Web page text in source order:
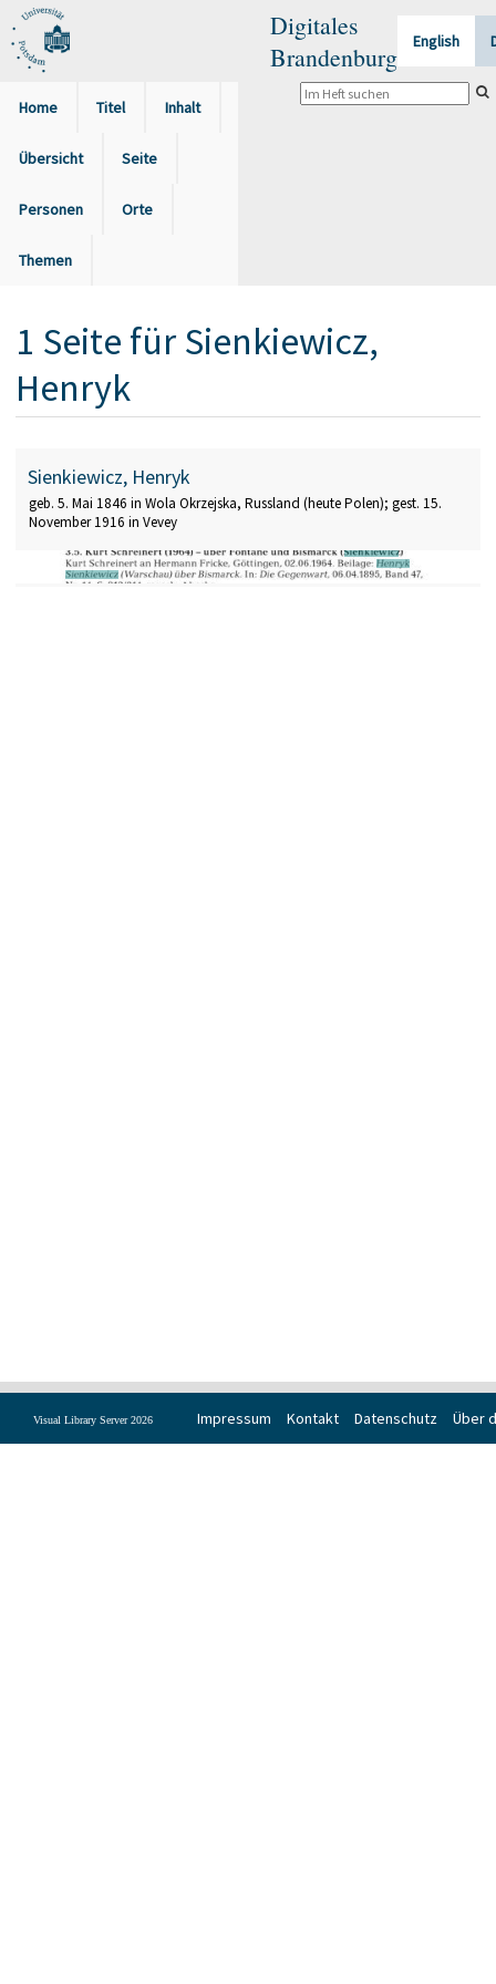
Digitales
Brandenburg
English
Home Titel Inhalt
Übersicht Seite
Personen Orte
Themen
1 Seite fürSienkiewicz,
Henryk
Sienkiewicz, Henryk
geb. 5. Mai 1846 in Wola Okrzejska, Russland (heute Polen); gest. 15.
November 1916 in Vevey
Impressum Kontakt Datenschutz Über
Visual Library Server 2026